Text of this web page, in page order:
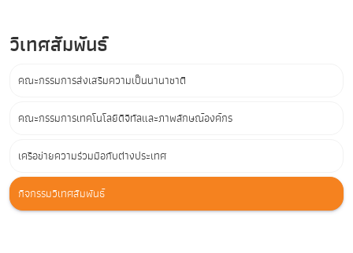
วิเทศสัมพันธ์
คณะกรรมการส่งเสริมความเป็นนานาชาติ
คณะกรรมการเทคโนโลยีดิจิทัลและภาพลักษณ์องค์กร
เครือข่ายความร่วมมือกับต่างประเทศ
กิจกรรมวิเทศสัมพันธ์